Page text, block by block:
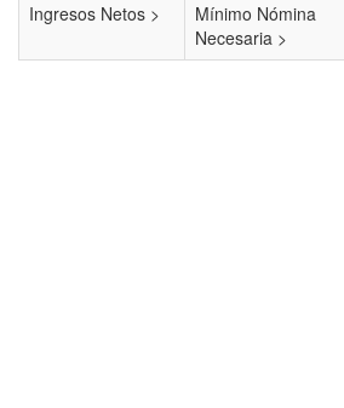
Ingresos Netos >
Mínimo Nómina
Necesaria >